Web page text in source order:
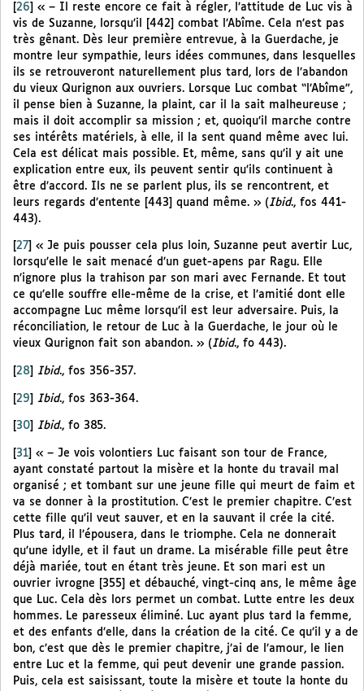
[26] « – Il reste encore ce fait à régler, l’attitude de Luc vis à
vis de Suzanne, lorsqu’il [442] combat l’Abîme. Cela n’est pas
très gênant. Dès leur première entrevue, à la Guerdache, je
montre leur sympathie, leurs idées communes, dans lesquelles
ils se retrouveront naturellement plus tard, lors de l’abandon
du vieux Qurignon aux ouvriers. Lorsque Luc combat “l’Abîme”,
il pense bien à Suzanne, la plaint, car il la sait malheureuse ;
mais il doit accomplir sa mission ; et, quoiqu’il marche contre
ses intérêts matériels, à elle, il la sent quand même avec lui.
Cela est délicat mais possible. Et, même, sans qu’il y ait une
explication entre eux, ils peuvent sentir qu’ils continuent à
être d’accord. Ils ne se parlent plus, ils se rencontrent, et
leurs regards d’entente [443] quand même. » (Ibid., fos 441-
443).
27
« Je puis pousser cela plus loin, Suzanne peut avertir Luc,
lorsqu’elle le sait menacé d’un guet-apens par Ragu. Elle
n’ignore plus la trahison par son mari avec Fernande. Et tout
ce qu’elle souffre elle-même de la crise, et l’amitié dont elle
accompagne Luc même lorsqu’il est leur adversaire. Puis, la
réconciliation, le retour de Luc à la Guerdache, le jour où le
vieux Qurignon fait son abandon. » (Ibid., fo 443).
28 Ibid., fos 356-357.
[29] Ibid., fos 363-364.
30 Ibid., fo 385.
[31] « – Je vois volontiers Luc faisant son tour de France,
ayant constaté partout la misère et la honte du travail mal
organisé ; et tombant sur une jeune fille qui meurt de faim et
va se donner à la prostitution. C’est le premier chapitre. C’est
cette fille qu’il veut sauver, et en la sauvant il crée la cité.
Plus tard, il l’épousera, dans le triomphe. Cela ne donnerait
qu’une idylle, et il faut un drame. La misérable fille peut être
déjà mariée, tout en étant très jeune. Et son mari est un
ouvrier ivrogne [355] et débauché, vingt-cinq ans, le même âge
que Luc. Cela dès lors permet un combat. Lutte entre les deux
hommes. Le paresseux éliminé. Luc ayant plus tard la femme,
et des enfants d’elle, dans la création de la cité. Ce qu’il y a de
bon, c’est que dès le premier chapitre, j’ai de l’amour, le lien
entre Luc et la femme, qui peut devenir une grande passion.
Puis, cela est saisissant, toute la misère et toute la honte du